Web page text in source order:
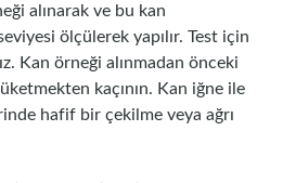
alınarak ve bu kan
ölçülerek yapılır. Test için
Kan örneği alınmadan önceki
kaçının. Kan iğne ile
hafif bir çekilme veya ağrı